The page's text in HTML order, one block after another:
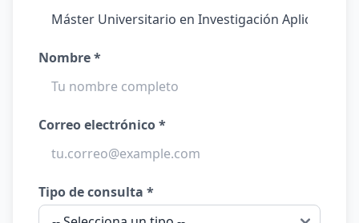
Nombre *
Correo electrónico *
Tipo de consulta *